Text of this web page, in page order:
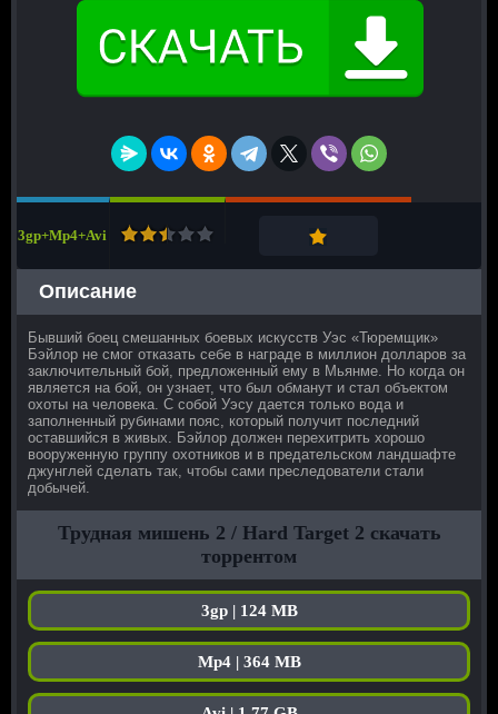
3gp+Mp4+Avi
Описание
Бывший боец смешанных боевых искусств Уэс «Тюремщик»
Бэйлор не смог отказать себе в награде в миллион долларов за
заключительный бой, предложенный ему в Мьянме. Но когда он
является на бой, он узнает, что был обманут и стал объектом
охоты на человека. С собой Уэсу дается только вода и
заполненный рубинами пояс, который получит последний
оставшийся в живых. Бэйлор должен перехитрить хорошо
вооруженную группу охотников и в предательском ландшафте
джунглей сделать так, чтобы сами преследователи стали
добычей.
Трудная мишень 2 / Hard Target 2 скачать
торрентом
3gp | 124 MB
Mp4 | 364 MB